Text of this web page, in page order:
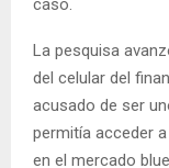
caso.
La pesquisa
del celular del
acusado de ser
permitía acceder
en el mercado